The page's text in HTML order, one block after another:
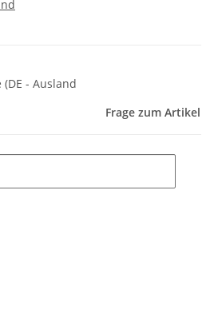
(DE - Ausland
Frage zum Artikel